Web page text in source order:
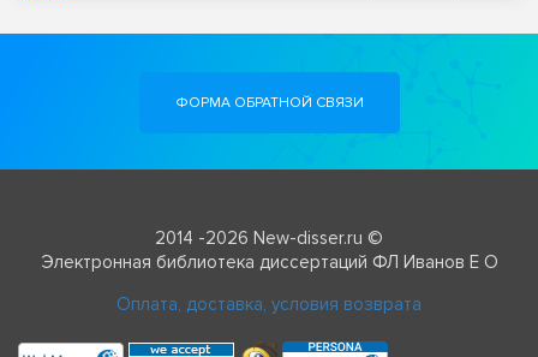
ФОРМА ОБРАТНОЙ СВЯЗИ
2014 -2026 New-disser.ru ©
Электронная библиотека диссертаций ФЛ Иванов Е О
Оплата, доставка, условия возврата